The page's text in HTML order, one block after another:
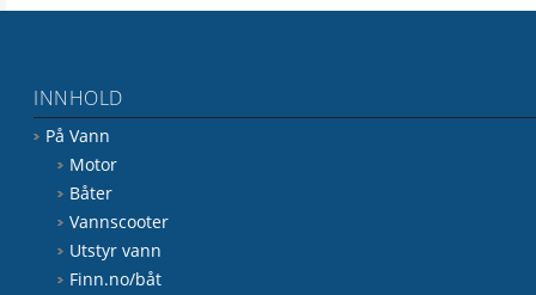
INNHOLD
På Vann
Motor
Båter
Vannscooter
Utstyr vann
Finn.no/båt